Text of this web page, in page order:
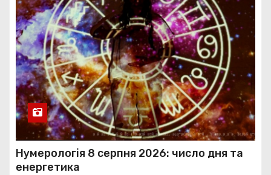
Нумерологія 8 серпня 2026: число дня та
енергетика